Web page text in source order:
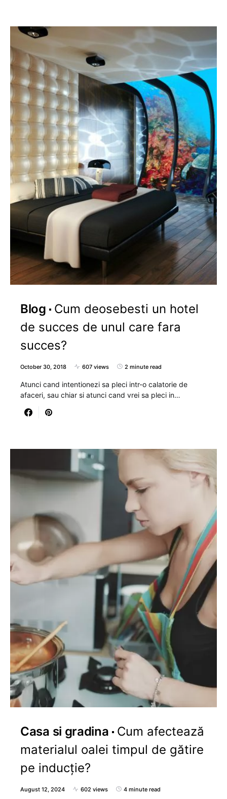
Blog
Cum deosebesti un hotel
de succes de unul care fara
succes?
October 30, 2018 607 views 2 minute read
Atunci cand intentionezi sa pleci intr-o calatorie de
afaceri, sau chiar si atunci cand vrei sa pleci in…
Casa si gradina
Cum afectează
materialul oalei timpul de gătire
pe inducție?
August 12, 2024 602 views 4 minute read